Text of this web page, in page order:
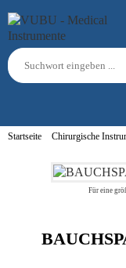
Startseite Chirurgische
Für eine